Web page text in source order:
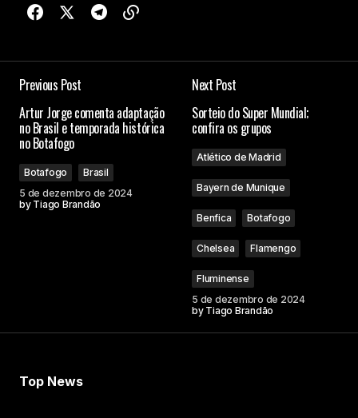
Previous Post
Artur Jorge comenta adaptação
no Brasil e temporada histórica
no Botafogo
Botafogo
Brasil
5 de dezembro de 2024
by Tiago Brandão
Next Post
Sorteio do Super Mundial;
confira os grupos
Atlético de Madrid
Bayern de Munique
Benfica Botafogo
Chelsea Flamengo
Fluminense
5 de dezembro de 2024
by Tiago Brandão
Top News